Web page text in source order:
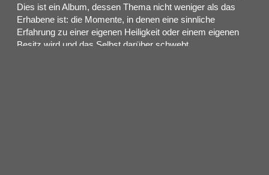
Dies ist ein Album, dessen Thema nicht weniger als das
Erhabene ist: die Momente, in denen eine sinnliche
Erfahrung zu einer eigenen Heiligkeit oder einem eigenen
Besitz wird und das Selbst darüber schwebt.